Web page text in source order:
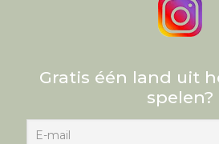
Gratis één land uit
spelen?